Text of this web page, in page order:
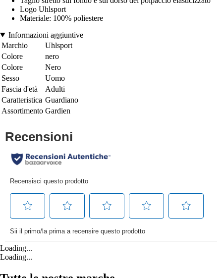
Logo Uhlsport
Materiale: 100% poliestere
Informazioni aggiuntive
Marchio
Uhlsport
Colore
nero
Colore
Nero
Sesso
Uomo
Fascia d'età
Adulti
Caratteristica Guardiano
Assortimento Gardien
Loading...
Loading...